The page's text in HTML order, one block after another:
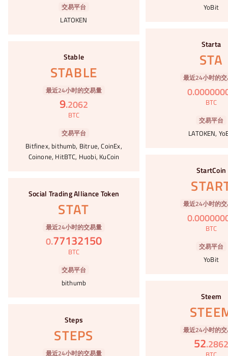
YoBit
交易平台
LATOKEN
Starta
STA
最近24小时的
0.
BTC
交易平台
LATOKEN,
Stable
STABLE
最近24小时的交易量
9.2062
BTC
交易平台
Bitfinex, bithumb, Bitrue, CoinEx,
Coinone, HitBTC, Huobi, KuCoin
StartCoin
最近24小时的
0.
BTC
交易平台
YoBit
Social Trading Alliance Token
STAT
最近24小时的交易量
0.77132150
BTC
交易平台
bithumb
Steem
最近24小时的
52.2862
Steps
STEPS
最近24小时的交易量